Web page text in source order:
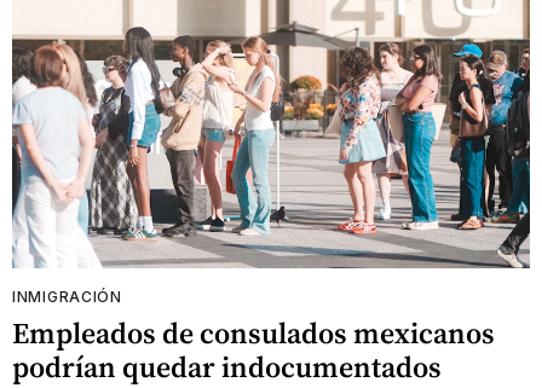
INMIGRACIÓN
Empleados de consulados mexicanos
podrían quedar indocumentados